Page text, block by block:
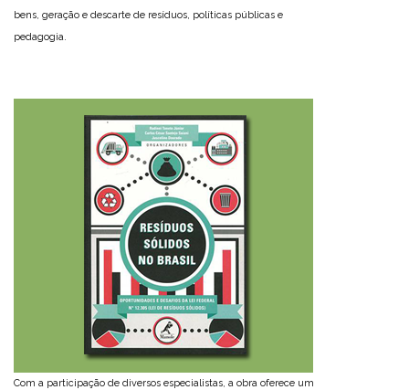
bens, geração e descarte de resíduos, políticas públicas e
pedagogia.
Com a participação de diversos especialistas, a obra oferece um